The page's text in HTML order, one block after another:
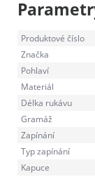
Produktové číslo
Značka
Pohlaví
Materiál
Délka rukávu
Gramáž
Zapínání
Typ zapínání
Kapuce